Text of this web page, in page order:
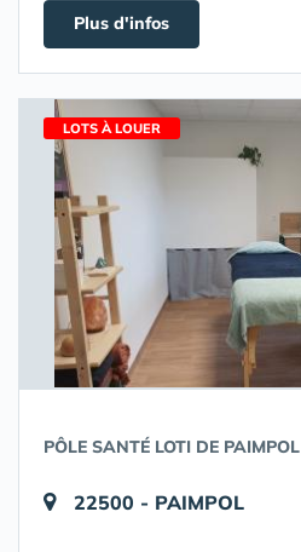
Plus d'infos
LOTS À LOUER
PÔLE SANTÉ LOTI DE PAIMPOL
22500 - PAIMPOL